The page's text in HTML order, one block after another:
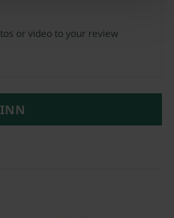
or video to your review